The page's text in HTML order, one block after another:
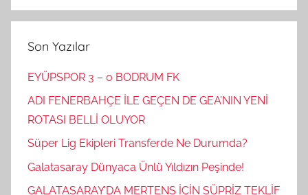
Son Yazılar
EYÜPSPOR 3 – 0 BODRUM FK
ADI FENERBAHÇE İLE GEÇEN DE GEA’NIN YENİ
ROTASI BELLİ OLUYOR
Süper Lig Ekipleri Transferde Ne Durumda?
Galatasaray Dünyaca Ünlü Yıldızın Peşinde!
GALATASARAY’DA MERTENS İÇİN SÜPRİZ TEKLİF